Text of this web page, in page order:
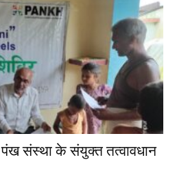
संस्था के संयुक्त तत्वावधान